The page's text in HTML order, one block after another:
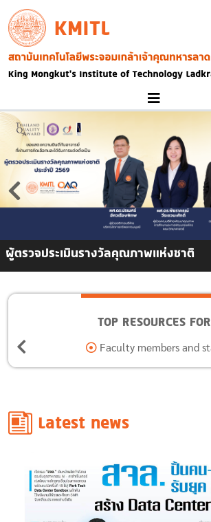
Skip to main content
KMITL
Image
ผู้ตรวจประเมินรางวัลคุณภาพแห่งชาติ
TOP RESOURCES FOR
Alumni
Latest news